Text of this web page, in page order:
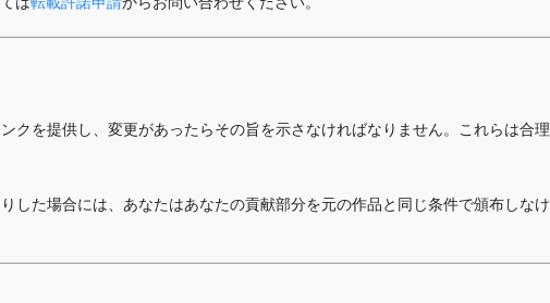
を提供し、変更があったらその旨を示さなければなりません。これらは合
した場合には、あなたはあなたの貢献部分を元の作品と同じ条件で頒布しな